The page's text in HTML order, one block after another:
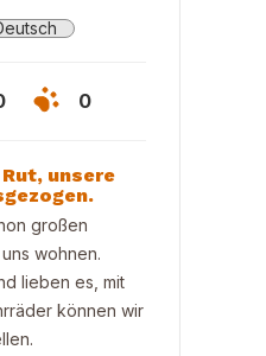
0
unsere
großen
wohnen.
lieben es, mit
können wir